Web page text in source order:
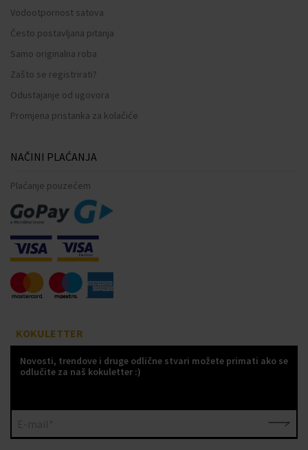
Vodootpornost satova
Često postavljana pitanja
Samo originalna roba
Zašto se registrirati?
Odustajanje od ugovora
Promjena pristanka za kolačiće
NAČINI PLAĆANJA
Plaćanje pouzećem
KOKULETTER
Novosti, trendove i druge odlične stvari možete primati ako se
odlučite za naš kokuletter :)